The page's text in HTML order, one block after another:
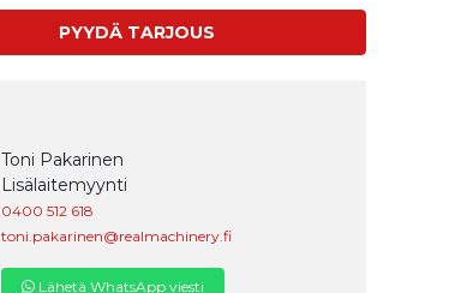
PYYDÄ TARJOUS
Toni Pakarinen
Lisälaitemyynti
0400 512 618
toni.pakarinen@realmachinery.fi
Lähetä WhatsApp viesti